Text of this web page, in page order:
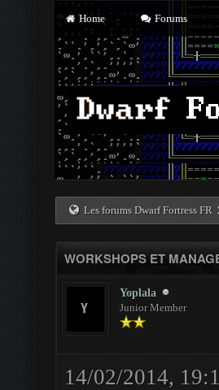
Home Forums
Les forums Dwarf Fortress FR
WORKSHOPS ET
Yoplala
Junior Member
14/02/2014,